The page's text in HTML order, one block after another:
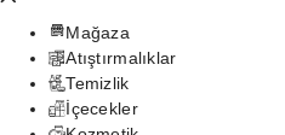
Mağaza
Atıştırmalıklar
Temizlik
İçecekler